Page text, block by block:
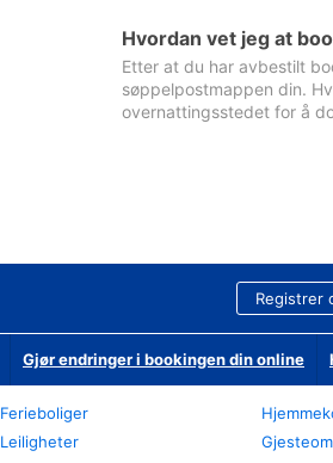
Hvordan vet jeg at
Etter at du har avbestilt
søppelpostmappen din.
overnattingsstedet for å
Registrer
Gjør endringer i bookingen din online
Ferieboliger
Leiligheter